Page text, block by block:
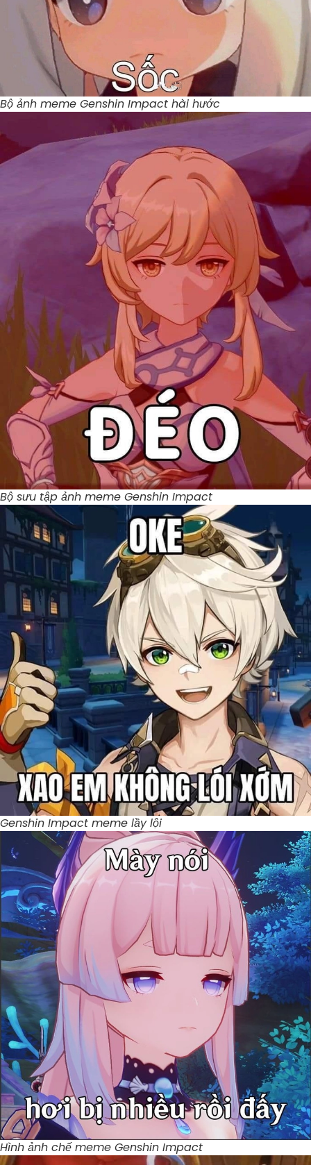
Bộ ảnh meme Genshin Impact hài hước
Bộ sưu tập ảnh meme Genshin Impact
Genshin Impact meme lầy lội
Hình ảnh chế meme Genshin Impact